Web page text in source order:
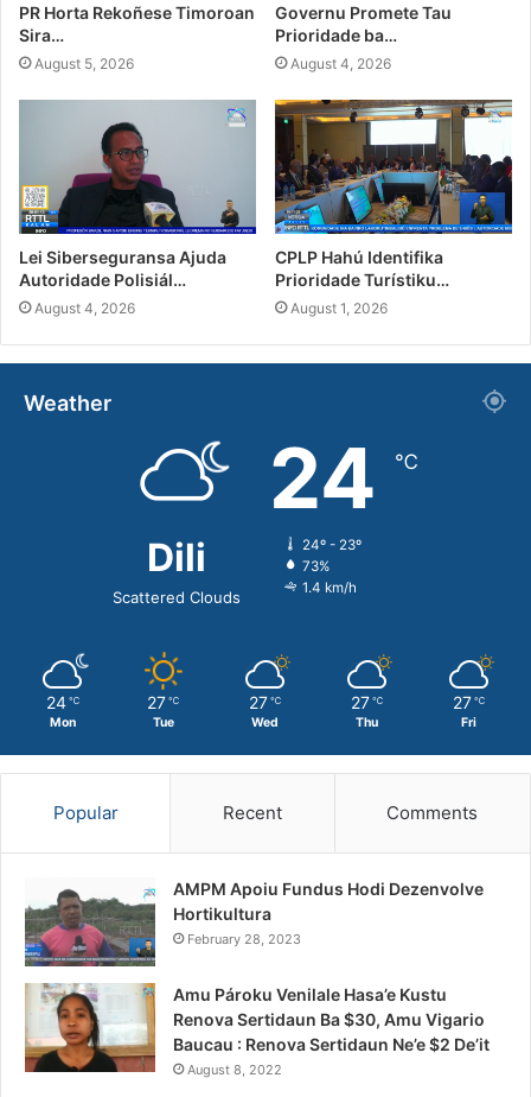
PR Horta Rekoñese Timoroan
Sira…
August 5, 2026
Governu Promete Tau
Prioridade ba…
August 4, 2026
Lei Siberseguransa Ajuda
Autoridade Polisiál…
August 4, 2026
CPLP Hahú Identifika
Prioridade Turístiku…
August 1, 2026
Weather
Dili
Scattered Clouds
24 ℃
24º - 23º
73%
1.4 km/h
24 ℃
Mon
27 ℃
Tue
27 ℃
Wed
27 ℃
Thu
27 ℃
Fri
Popular Recent Comments
AMPM Apoiu Fundus Hodi Dezenvolve
Hortikultura
February 28, 2023
Amu Pároku Venilale Hasa’e Kustu
Renova Sertidaun Ba $30, Amu Vigario
Baucau : Renova Sertidaun Ne’e $2 De’it
August 8, 2022